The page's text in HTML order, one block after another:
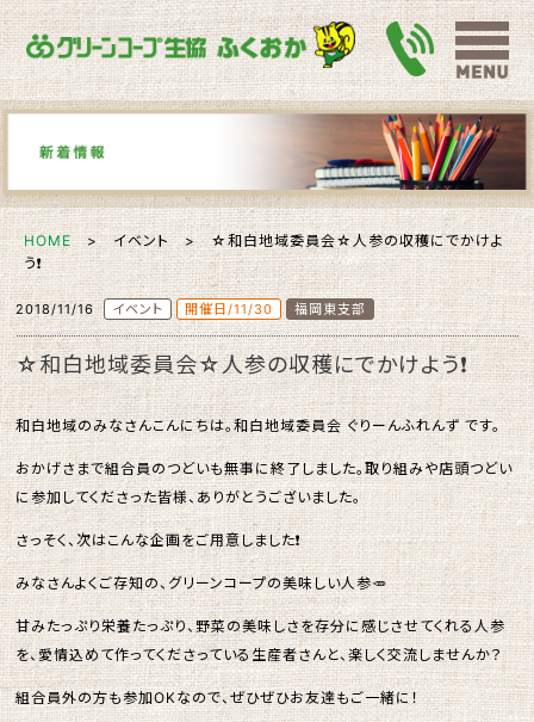
HOME> イベント > ☆和白地域委員会☆人参の収穫にでかけよ
う❗️
2018/11/16 イベント 開催日/11/30 福岡東支部
☆和白地域委員会☆人参の収穫にでかけよう❗️
和白地域のみなさんこんにちは。和白地域委員会 ぐりーんふれんず です。
おかげさまで組合員のつどいも無事に終了しました。取り組みや店頭つどい
に参加してくださった皆様、ありがとうございました。
さっそく、次はこんな企画をご用意しました❗️
みなさんよくご存知の、グリーンコープの美味しい人参🥕
甘みたっぷり栄養たっぷり、野菜の美味しさを存分に感じさせてくれる人参
を、愛情込めて作ってくださっている生産者さんと、楽しく交流しませんか？
組合員外の方も参加OKなので、ぜひぜひお友達もご一緒に！